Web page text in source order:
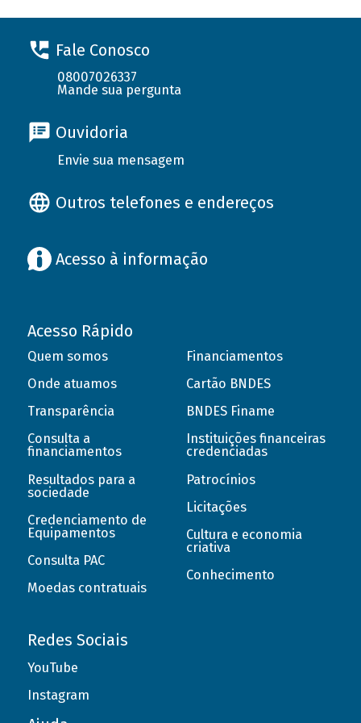
Fale Conosco
08007026337
Mande sua pergunta
Ouvidoria
Envie sua mensagem
Outros telefones e endereços
Acesso à informação
Acesso Rápido
Quem somos
Onde atuamos
Transparência
Consulta a
financiamentos
Resultados para a
sociedade
Credenciamento de
Equipamentos
Consulta PAC
Moedas contratuais
Financiamentos
Cartão BNDES
BNDES Finame
Instituições financeiras
credenciadas
Patrocínios
Licitações
Cultura e economia
criativa
Conhecimento
Redes Sociais
YouTube
Instagram